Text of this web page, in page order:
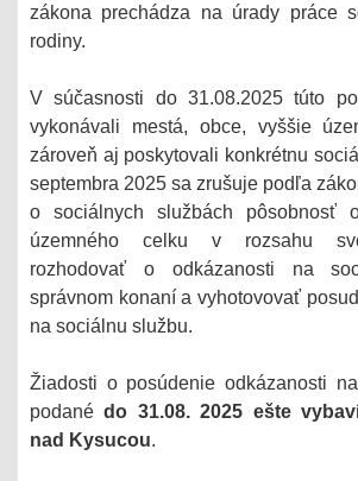
zákona prechádza na úrady práce
rodiny.
V súčasnosti do 31.08.2025 túto
vykonávali mestá, obce, vyššie
zároveň aj poskytovali konkrétnu
septembra 2025 sa zrušuje podľa
o sociálnych službách pôsobnosť
územného celku v rozsahu
rozhodovať o odkázanosti na
správnom konaní a vyhotovovať
na sociálnu službu.
Žiadosti o posúdenie odkázanosti
podanédo 31.08. 2025 ešte
nad Kysucou.